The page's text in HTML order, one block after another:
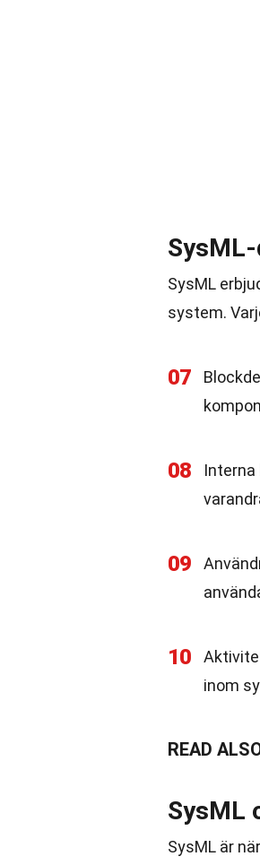
SysML
system.
07
08
09
10
inom
READ
SysML
SysML är